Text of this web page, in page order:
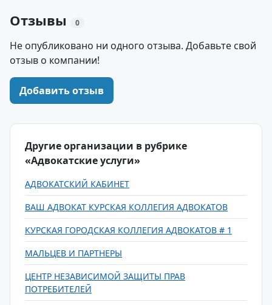
Отзывы 0
Не опубликовано ни одного отзыва. Добавьте свой
отзыв о компании!
Добавить отзыв
Другие организации в рубрике
«Адвокатские услуги»
АДВОКАТСКИЙ КАБИНЕТ
ВАШ АДВОКАТ КУРСКАЯ КОЛЛЕГИЯ АДВОКАТОВ
КУРСКАЯ ГОРОДСКАЯ КОЛЛЕГИЯ АДВОКАТОВ # 1
МАЛЬЦЕВ И ПАРТНЕРЫ
ЦЕНТР НЕЗАВИСИМОЙ ЗАЩИТЫ ПРАВ
ПОТРЕБИТЕЛЕЙ